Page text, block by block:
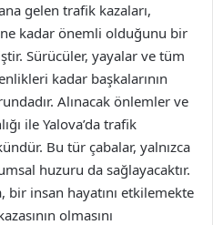
gelen trafik kazaları,
kadar önemli olduğunu bir
Sürücüler, yayalar ve tüm
kadar başkalarının
Alınacak önlemler ve
ile Yalova’da trafik
Bu tür çabalar, yalnızca
huzuru da sağlayacaktır.
bir insan hayatını etkilemekte
olmasını